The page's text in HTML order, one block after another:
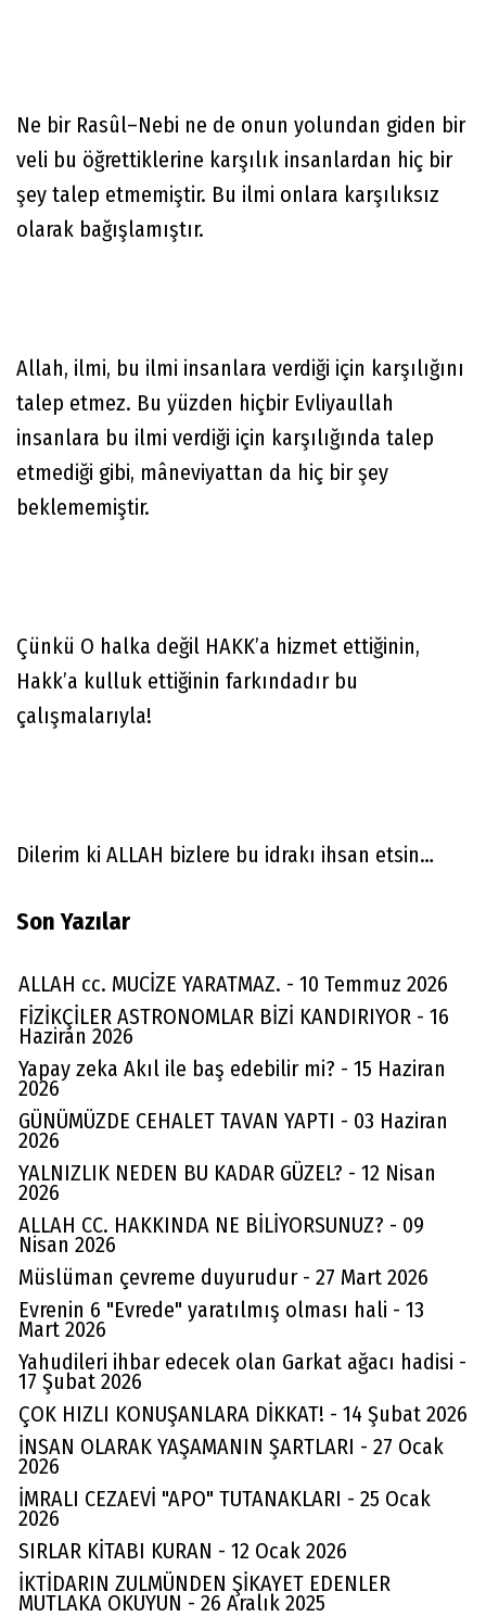
Ne bir Rasûl–Nebi ne de onun yolundan giden bir
veli bu öğrettiklerine karşılık insanlardan hiç bir
şey talep etmemiştir. Bu ilmi onlara karşılıksız
olarak bağışlamıştır.
Allah, ilmi, bu ilmi insanlara verdiği için karşılığını
talep etmez. Bu yüzden hiçbir Evliyaullah
insanlara bu ilmi verdiği için karşılığında talep
etmediği gibi, mâneviyattan da hiç bir şey
beklememiştir.
Çünkü O halka değil HAKK’a hizmet ettiğinin,
Hakk’a kulluk ettiğinin farkındadır bu
çalışmalarıyla!
Dilerim ki ALLAH bizlere bu idrakı ihsan etsin…
Son Yazılar
ALLAH cc. MUCİZE YARATMAZ. - 10 Temmuz 2026
FİZİKÇİLER ASTRONOMLAR BİZİ KANDIRIYOR - 16
Haziran 2026
Yapay zeka Akıl ile baş edebilir mi? - 15 Haziran
2026
GÜNÜMÜZDE CEHALET TAVAN YAPTI - 03 Haziran
2026
YALNIZLIK NEDEN BU KADAR GÜZEL? - 12 Nisan
2026
ALLAH CC. HAKKINDA NE BİLİYORSUNUZ? - 09
Nisan 2026
Müslüman çevreme duyurudur - 27 Mart 2026
Evrenin 6 "Evrede" yaratılmış olması hali - 13
Mart 2026
Yahudileri ihbar edecek olan Garkat ağacı hadisi -
17 Şubat 2026
ÇOK HIZLI KONUŞANLARA DİKKAT! - 14 Şubat 2026
İNSAN OLARAK YAŞAMANIN ŞARTLARI - 27 Ocak
2026
İMRALI CEZAEVİ "APO" TUTANAKLARI - 25 Ocak
2026
SIRLAR KİTABI KURAN - 12 Ocak 2026
İKTİDARIN ZULMÜNDEN ŞİKAYET EDENLER
MUTLAKA OKUYUN - 26 Aralık 2025